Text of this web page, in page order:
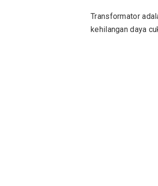
Transformator
kehilangan daya